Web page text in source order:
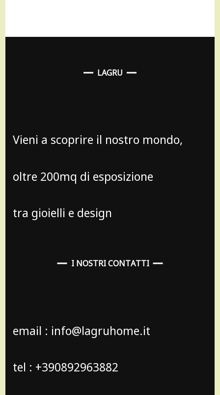
LAGRU
Vieni a scoprire il nostro mondo,
oltre 200mq di esposizione
tra gioielli e design
I NOSTRI CONTATTI
email : info@lagruhome.it
tel : +390892963882